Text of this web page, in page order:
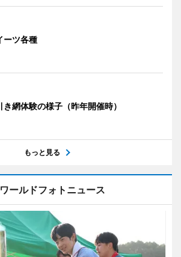
ーツ各種
き網体験の様子（昨年開催時）
もっと見る
ワールドフォトニュース